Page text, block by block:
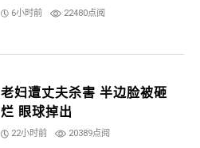
6小时前 22480点阅
老妇遭丈夫杀害 半边脸被砸
烂 眼球掉出
22小时前 20389点阅